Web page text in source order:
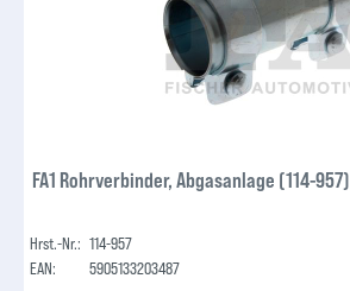
FA1 Rohrverbinder, Abgasanlage (114-957)
Hrst.-Nr.: 114-957
EAN:
5905133203487